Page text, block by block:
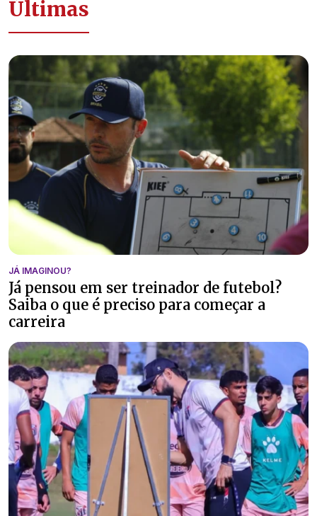
Últimas
JÁ IMAGINOU?
Já pensou em ser treinador de futebol?
Saiba o que é preciso para começar a
carreira